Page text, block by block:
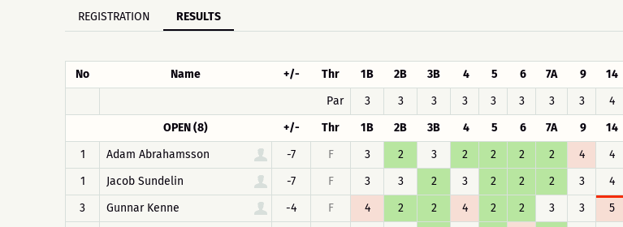
REGISTRATION RESULTS
No Name +/- Thr 1B 2B 3B 4 5 6 7A 9 14
Par
3 3 3 3 3 3 3 3 4
OPEN (8)
+/- Thr 1B 2B 3B 4 5 6 7A 9 14
1
Adam Abrahamsson -7 F 3 2 3 2 2 2 2 4 4
1
Jacob Sundelin -7 F 3 3 2 3 2 2 2 3 4
3
Gunnar Kenne -4 F 4 2 2 4 2 2 3 3 5